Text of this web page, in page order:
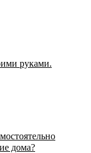
руками.
дома?